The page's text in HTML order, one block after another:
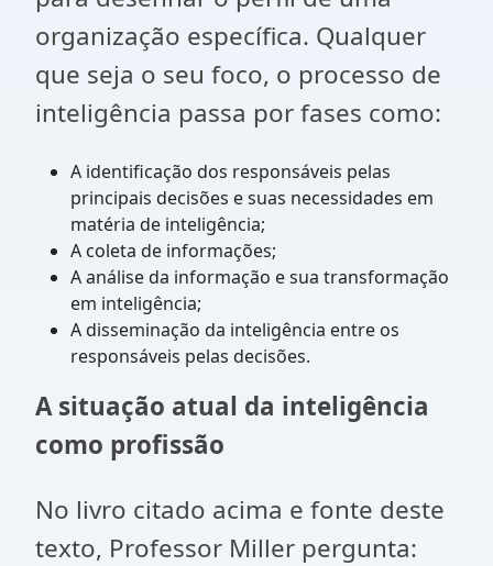
organização específica. Qualquer
que seja o seu foco, o processo de
inteligência passa por fases como:
A identificação dos responsáveis pelas
principais decisões e suas necessidades em
matéria de inteligência;
A coleta de informações;
A análise da informação e sua transformação
em inteligência;
A disseminação da inteligência entre os
responsáveis pelas decisões.
A situação atual da inteligência
como profissão
No livro citado acima e fonte deste
texto, Professor Miller pergunta: